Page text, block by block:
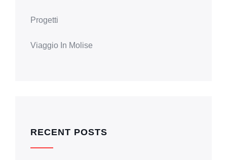
Progetti
Viaggio In Molise
RECENT POSTS